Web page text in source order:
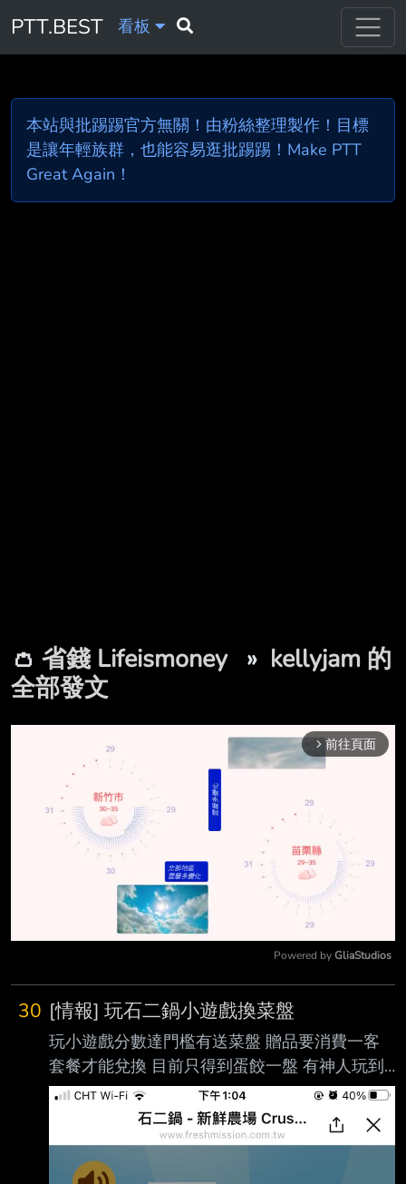
PTT.BEST 看板
本站與批踢踢官方無關！由粉絲整理製作！目標
是讓年輕族群，也能容易逛批踢踢！Make PTT
Great Again！
👛 省錢 Lifeismoney » kellyjam 的
全部發文
arrow_forward_ios 前往頁面
Powered by GliaStudios
30 [情報] 玩石二鍋小遊戲換菜盤
玩小遊戲分數達門檻有送菜盤 贈品要消費一客
套餐才能兌換 目前只得到蛋餃一盤 有神人玩到
送肉盤的嗎？ https://liff.line.me/2010129754-
8NVgvKJf ---- Sent from BePTT on my
ASUS_AI2202 --